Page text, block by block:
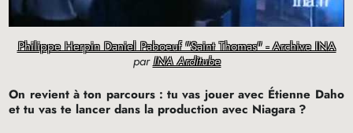
Philippe Herpin Daniel Paboeuf "Saint Thomas" - Archive INA
parINA Arditube
On revient à ton parcours : tu vas jouer avec Étienne Daho
et tu vas te lancer dans la production avec Niagara ?